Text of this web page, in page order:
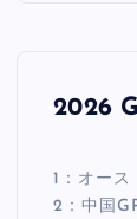
2026
1：オー
2：中国